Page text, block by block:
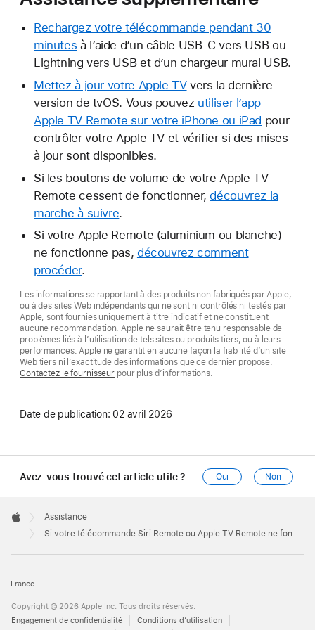
Rechargez votre télécommande pendant 30
minutes à l’aide d’un câble USB-C vers USB ou
Lightning vers USB et d’un chargeur mural USB.
Mettez à jour votre Apple TVvers la dernière
version de tvOS. Vous pouvez utiliser l’app
Apple TV Remote sur votre iPhone ou iPad pour
contrôler votre Apple TV et vérifier si des mises
à jour sont disponibles.
Si les boutons de volume de votre Apple TV
Remote cessent de fonctionner,découvrez la
marche à suivre.
Si votre Apple Remote (aluminium ou blanche)
ne fonctionne pas, découvrez comment
procéder.
Les informations se rapportant à des produits non fabriqués par Apple,
ou à des sites Web indépendants qui ne sont ni contrôlés ni testés par
Apple, sont fournies uniquement à titre indicatif et ne constituent
aucune recommandation. Apple ne saurait être tenu responsable de
problèmes liés à l’utilisation de tels sites ou produits tiers, ou à leurs
performances. Apple ne garantit en aucune façon la fiabilité d’un site
Web tiers ni l’exactitude des informations que ce dernier propose.
Contactez le fournisseur pour plus d’informations.
Date de publication: 02 avril 2026
Avez-vous trouvé cet article utile ? Oui Non
Footer

Apple
Assistance
Si votre télécommande Siri Remote ou Apple TV Remote ne fonctionne pas
France
Copyright © 2026 Apple Inc. Tous droits réservés.
Engagement de confidentialité
Conditions d’utilisation